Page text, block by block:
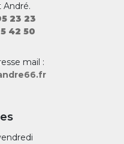
André.
23 23
42 50
mail :